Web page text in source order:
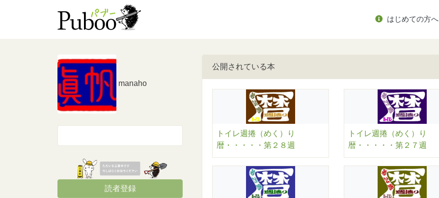
はじめての方へ
公開されている本
トイレ週捲（めく）り
暦・・・・・第２８週
トイレ週捲（めく）り
暦・・・・・第２７週
manaho
読者登録